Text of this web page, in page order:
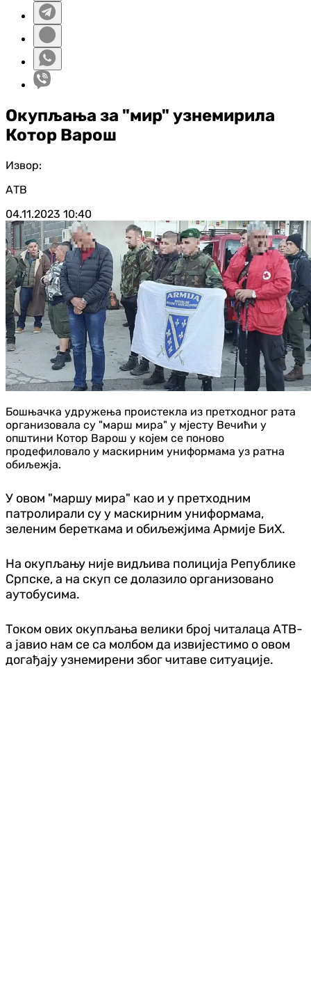
Окупљања за "мир" узнемирила
Котор Варош
Извор:
АТВ
04.11.2023 10:40
Бошњачка удружења проистекла из претходног рата
организовала су "марш мира" у мјесту Вечићи у
општини Котор Варош у којем се поново
продефиловало у маскирним униформама уз ратна
обиљежја.
У овом "маршу мира" као и у претходним
патролирали су у маскирним униформама,
зеленим береткама и обиљежјима Армије БиХ.
На окупљању није видљива полиција Републике
Српске, а на скуп се долазило организовано
аутобусима.
Током ових окупљања велики број читалаца АТВ-
а јавио нам се са молбом да извијестимо о овом
догађају узнемирени због читаве ситуације.